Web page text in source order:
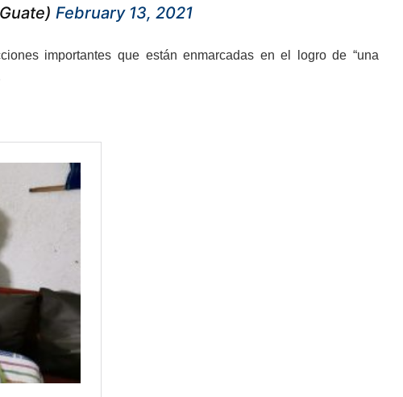
February 13, 2021
importantes que están enmarcadas en el logro de “una